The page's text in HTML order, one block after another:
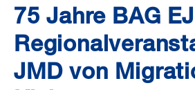
75 Jahre BAG
JMD von